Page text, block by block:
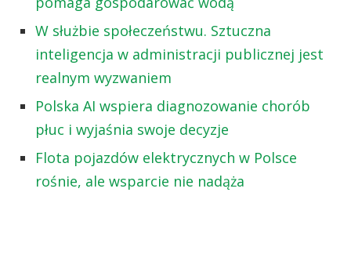
W służbie społeczeństwu. Sztuczna
inteligencja w administracji publicznej jest
realnym wyzwaniem
Polska AI wspiera diagnozowanie chorób
płuc i wyjaśnia swoje decyzje
Flota pojazdów elektrycznych w Polsce
rośnie, ale wsparcie nie nadąża